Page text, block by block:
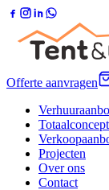
Offerte aanvragen
Totaalconcept
Projecten
Over ons
Contact